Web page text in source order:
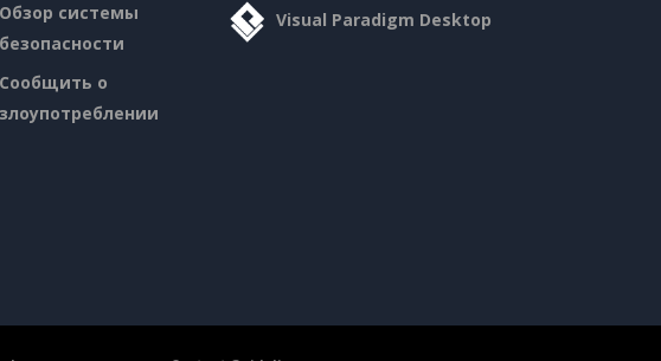
Обзор системы
безопасности
Сообщить о
злоупотреблении
Visual Paradigm Desktop